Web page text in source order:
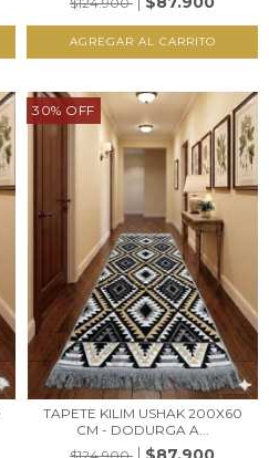
30% OFF
TAPETE KILIM USHAK 200X60
CM - DODURGA A...